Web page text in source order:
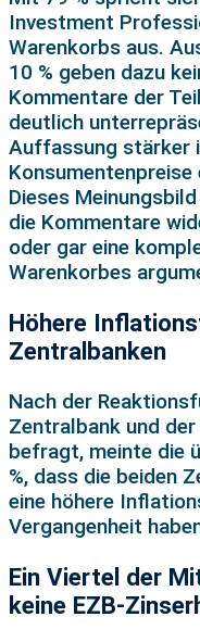
Investment
Warenkorbs aus.
10 % geben dazu
Kommentare der
deutlich
Auffassung stärker
Dieses
die Kommentare
oder gar eine
Warenkorbes
Höhere
Zentralbanken
Nach der
Zentralbank und
befragt, meinte die
%, dass die beiden
eine höhere
Vergangenheit
Ein Viertel der
keine EZB-